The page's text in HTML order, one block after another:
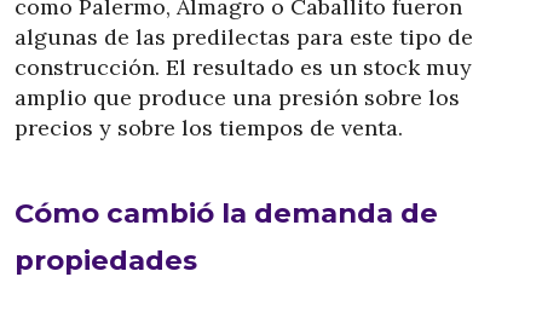
como Palermo, Almagro o Caballito fueron
algunas de las predilectas para este tipo de
construcción. El resultado es un stock muy
amplio que produce una presión sobre los
precios y sobre los tiempos de venta.
Cómo cambió la demanda de
propiedades